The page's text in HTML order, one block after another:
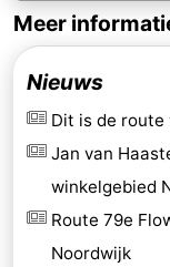
Meer
Nieuws
Dit is de route
Jan van
winkelgebied
Route 79e
Noordwijk